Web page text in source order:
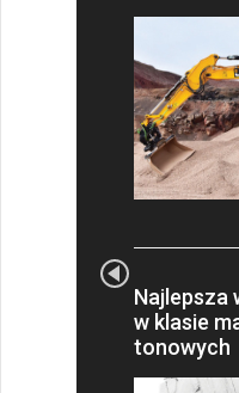
Najlepsza
w klasie
tonowych